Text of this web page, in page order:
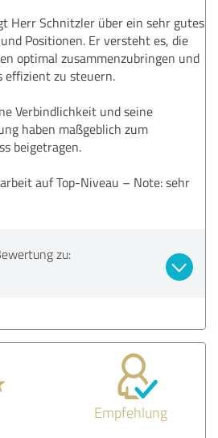
Herr Schnitzler über ein sehr gutes
Positionen. Er versteht es, die
optimal zusammenzubringen und
effizient zu steuern.
Verbindlichkeit und seine
haben maßgeblich zum
beigetragen.
auf Top-Niveau – Note: sehr
zu:
Empfehlung